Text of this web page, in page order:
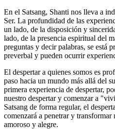
En el Satsang, Shanti nos lleva a
Ser. La profundidad de las
un lado, de la disposición y
lado, de la presencia espiritual del
preguntas y decir palabras, se está
preverbal y pueden ocurrir
El despertar a quienes somos es
paso hacia un mundo más allá del
primera experiencia de despertar,
nuestro despertar y comenzar a
Satsang de forma regular, el
comenzará a penetrar y transformar
amoroso y alegre.